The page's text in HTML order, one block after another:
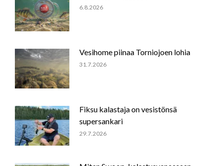
6.8.2026
Vesihome piinaa Torniojoen lohia
31.7.2026
Fiksu kalastaja on vesistönsä
supersankari
29.7.2026